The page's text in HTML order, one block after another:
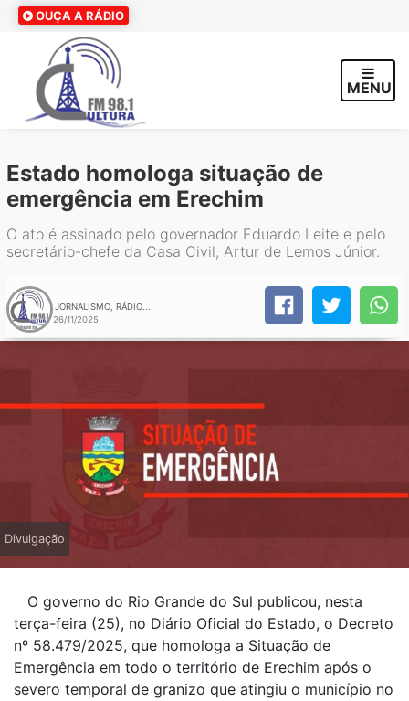
OUÇA A RÁDIO
MENU
Estado homologa situação de
emergência em Erechim
O ato é assinado pelo governador Eduardo Leite e pelo
secretário-chefe da Casa Civil, Artur de Lemos Júnior.
JORNALISMO, RÁDIO...
26/11/2025
Divulgação
O governo do Rio Grande do Sul publicou, nesta
terça-feira (25), no Diário Oficial do Estado, o Decreto
nº 58.479/2025, que homologa a Situação de
Emergência em todo o território de Erechim após o
severo temporal de granizo que atingiu o município no